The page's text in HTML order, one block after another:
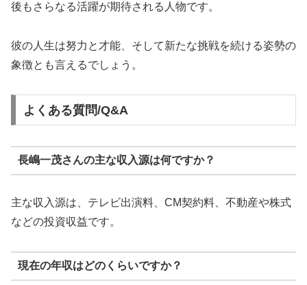
後もさらなる活躍が期待される人物です。
彼の人生は努力と才能、そして新たな挑戦を続ける姿勢の
象徴とも言えるでしょう。
よくある質問/Q&A
長嶋一茂さんの主な収入源は何ですか？
主な収入源は、テレビ出演料、CM契約料、不動産や株式
などの投資収益です。
現在の年収はどのくらいですか？